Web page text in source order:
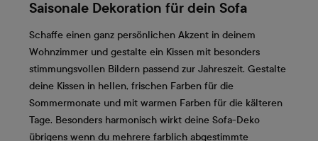
Saisonale Dekoration für dein Sofa
Schaffe einen ganz persönlichen Akzent in deinem
Wohnzimmer und gestalte ein Kissen mit besonders
stimmungsvollen Bildern passend zur Jahreszeit. Gestalte
deine Kissen in hellen, frischen Farben für die
Sommermonate und mit warmen Farben für die kälteren
Tage. Besonders harmonisch wirkt deine Sofa-Deko
übrigens wenn du mehrere farblich abgestimmte